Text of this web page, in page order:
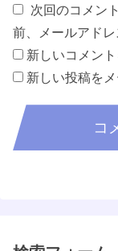
次回のコメン
前、メールアドレ
新しいコメン
新しい投稿を